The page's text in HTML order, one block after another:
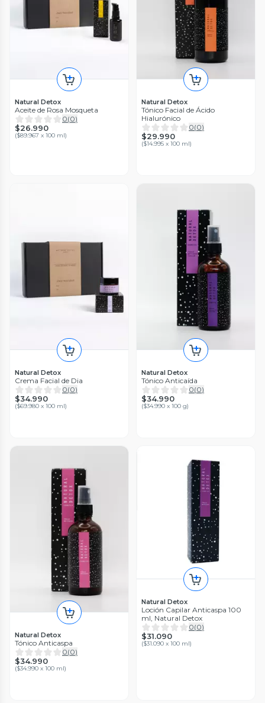
Natural Detox
Aceite de Rosa Mosqueta
0(0)
$26.990
($89.967 x 100 ml)
Natural Detox
Tónico Facial de Ácido
Hialurónico
0(0)
$29.990
($14.995 x 100 ml)
Natural Detox
Crema Facial de Dia
0(0)
$34.990
($69.980 x 100 ml)
Natural Detox
Tónico Anticaída
0(0)
$34.990
($34.990 x 100 g)
Natural Detox
Tónico Anticaspa
0(0)
$34.990
($34.990 x 100 ml)
Natural Detox
Loción Capilar Anticaspa 100
ml, Natural Detox
0(0)
$31.090
($31.090 x 100 ml)